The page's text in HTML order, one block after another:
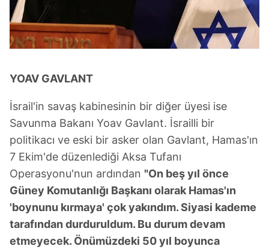
YOAV GAVLANT
İsrail'in savaş kabinesinin bir diğer üyesi ise
Savunma Bakanı Yoav Gavlant. İsrailli bir
politikacı ve eski bir asker olan Gavlant, Hamas'ın
7 Ekim'de düzenlediği Aksa Tufanı
Operasyonu'nun ardından "On beş yıl önce
Güney Komutanlığı Başkanı olarak Hamas'ın
'boynunu kırmaya' çok yakındım. Siyasi kademe
tarafından durduruldum. Bu durum devam
etmeyecek. Önümüzdeki 50 yıl boyunca